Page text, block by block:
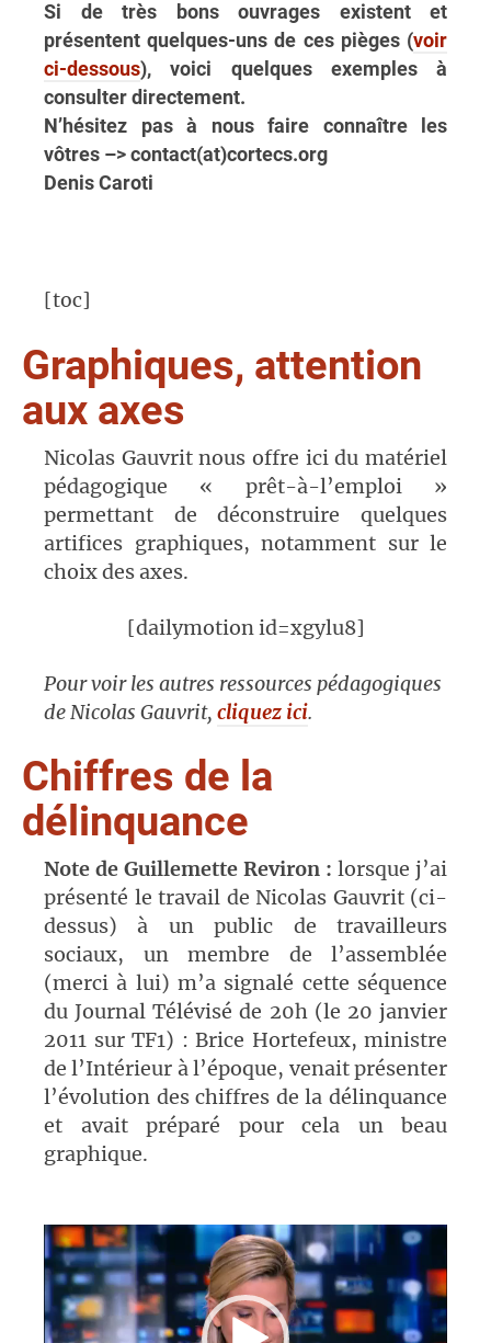
Si de très bons ouvrages existent et
présentent quelques-uns de ces pièges (voir
ci-dessous), voici quelques exemples à
consulter directement.
N’hésitez pas à nous faire connaître les
vôtres –> contact(at)cortecs.org
Denis Caroti
[toc]
Graphiques, attention
aux axes
Nicolas Gauvrit nous offre ici du matériel
pédagogique « prêt-à-l’emploi »
permettant de déconstruire quelques
artifices graphiques, notamment sur le
choix des axes.
[dailymotion id=xgylu8]
Pour voir les autres ressources pédagogiques
de Nicolas Gauvrit, cliquez ici.
Chiffres de la
délinquance
Note de Guillemette Reviron : lorsque j’ai
présenté le travail de Nicolas Gauvrit (ci-
dessus) à un public de travailleurs
sociaux, un membre de l’assemblée
(merci à lui) m’a signalé cette séquence
du Journal Télévisé de 20h (le 20 janvier
2011 sur TF1) : Brice Hortefeux, ministre
de l’Intérieur à l’époque, venait présenter
l’évolution des chiffres de la délinquance
et avait préparé pour cela un beau
graphique.
Lecteur
vidéo